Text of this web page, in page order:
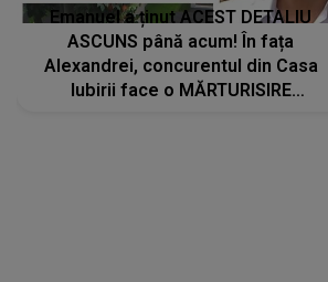
Emanuel a ținut ACEST DETALIU
ASCUNS până acum! În fața
Alexandrei, concurentul din Casa
Iubirii face o MĂRTURISIRE